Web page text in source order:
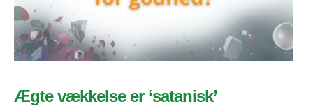
Ægte vækkelse er ‘satanisk’